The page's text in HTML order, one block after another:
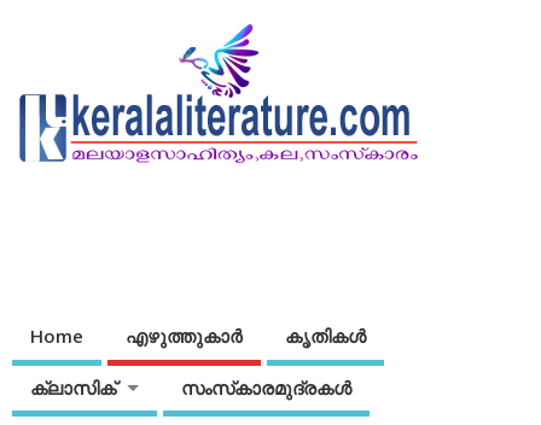
Home എഴുത്തുകാര്‍ കൃതികൾ
ക്ലാസിക് സംസ്‌കാരമുദ്രകള്‍